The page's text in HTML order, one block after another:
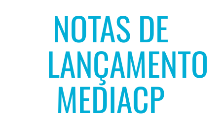
NOTAS DE
LANÇAMENTO
MEDIACP